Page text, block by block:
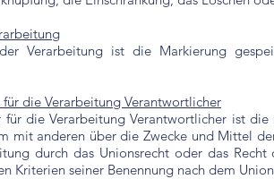
Verarbeitung ist die Markierung
die Verarbeitung Verantwortlicher
die Verarbeitung Verantwortlicher ist
mit anderen über die Zwecke und Mittel
durch das Unionsrecht oder das
Kriterien seiner Benennung nach dem